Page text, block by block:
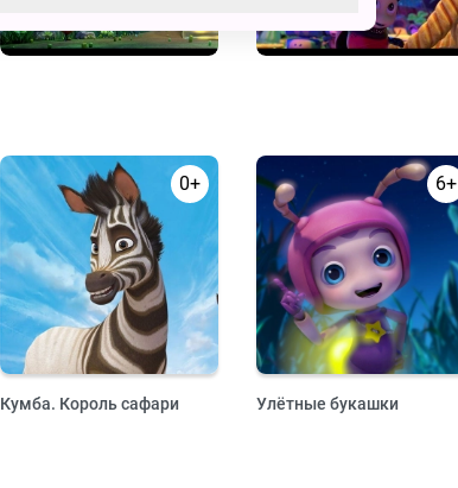
0+
Кумба. Король сафари
6+
Улётные букашки